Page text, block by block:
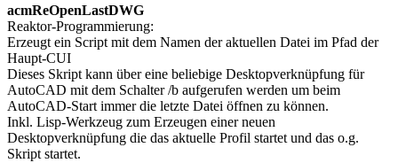
acmReOpenLastDWG
Reaktor-Programmierung:
Erzeugt ein Script mit dem Namen der aktuellen Datei im Pfad der
Haupt-CUI
Dieses Skript kann über eine beliebige Desktopverknüpfung für
AutoCAD mit dem Schalter /b aufgerufen werden um beim
AutoCAD-Start immer die letzte Datei öffnen zu können.
Inkl. Lisp-Werkzeug zum Erzeugen einer neuen
Desktopverknüpfung die das aktuelle Profil startet und das o.g.
Skript startet.